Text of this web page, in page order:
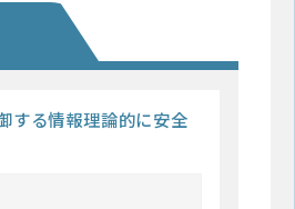
する情報理論的に安全